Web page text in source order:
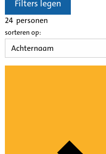
Filters legen
24 personen
sorteren op: